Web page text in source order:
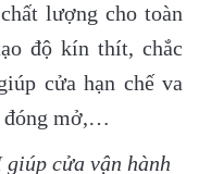
lượng cho toàn
độ kín thít, chắc
cửa hạn chế va
đóng mở,…
cửa vận hành